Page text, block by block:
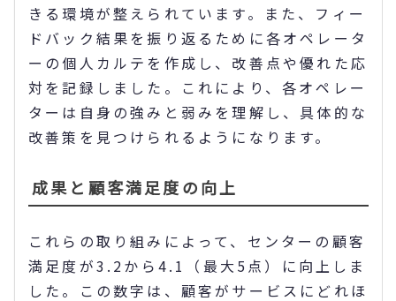
きる環境が整えられています。また、フィー
ドバック結果を振り返るために各オペレータ
ーの個人カルテを作成し、改善点や優れた応
対を記録しました。これにより、各オペレー
ターは自身の強みと弱みを理解し、具体的な
改善策を見つけられるようになります。
成果と顧客満足度の向上
これらの取り組みによって、センターの顧客
満足度が3.2から4.1（最大5点）に向上しま
した。この数字は、顧客がサービスにどれほ